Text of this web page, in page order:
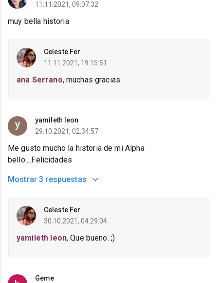
11.11.2021, 09:07:32
muy bella historia
Celeste Fer
11.11.2021, 19:15:51
ana Serrano, muchas gracias
yamileth leon
29.10.2021, 02:34:57
Me gusto mucho la historia de mi Alpha
bello....Felicidades
Mostrar 3 respuestas
Celeste Fer
30.10.2021, 04:29:04
yamileth leon, Que bueno. ;)
Geme